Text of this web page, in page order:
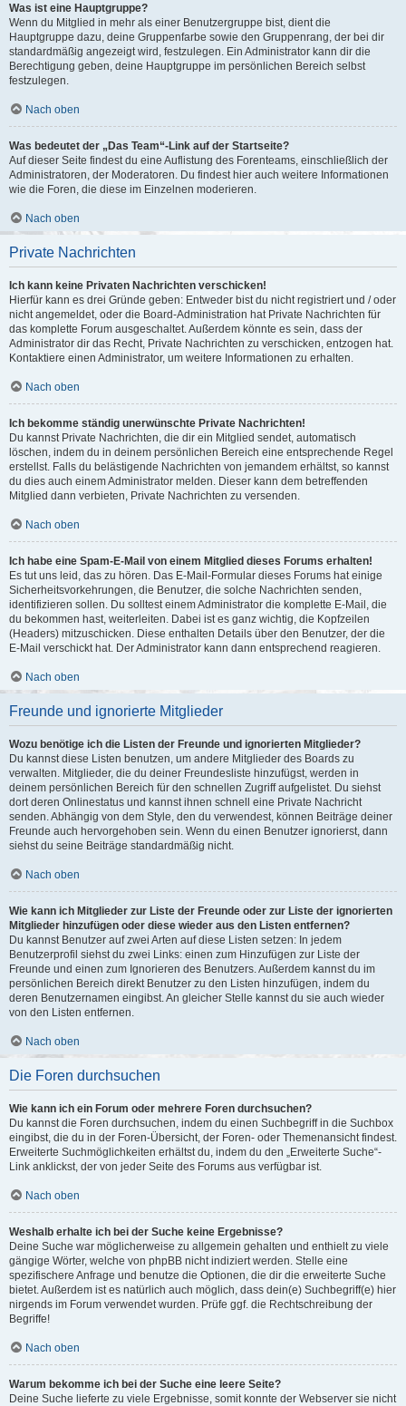
Was ist eine Hauptgruppe?
Wenn du Mitglied in mehr als einer Benutzergruppe bist, dient die
Hauptgruppe dazu, deine Gruppenfarbe sowie den Gruppenrang, der bei dir
standardmäßig angezeigt wird, festzulegen. Ein Administrator kann dir die
Berechtigung geben, deine Hauptgruppe im persönlichen Bereich selbst
festzulegen.
Nach oben
Was bedeutet der „Das Team“-Link auf der Startseite?
Auf dieser Seite findest du eine Auflistung des Forenteams, einschließlich der
Administratoren, der Moderatoren. Du findest hier auch weitere Informationen
wie die Foren, die diese im Einzelnen moderieren.
Nach oben
Private Nachrichten
Ich kann keine Privaten Nachrichten verschicken!
Hierfür kann es drei Gründe geben: Entweder bist du nicht registriert und / oder
nicht angemeldet, oder die Board-Administration hat Private Nachrichten für
das komplette Forum ausgeschaltet. Außerdem könnte es sein, dass der
Administrator dir das Recht, Private Nachrichten zu verschicken, entzogen hat.
Kontaktiere einen Administrator, um weitere Informationen zu erhalten.
Nach oben
Ich bekomme ständig unerwünschte Private Nachrichten!
Du kannst Private Nachrichten, die dir ein Mitglied sendet, automatisch
löschen, indem du in deinem persönlichen Bereich eine entsprechende Regel
erstellst. Falls du belästigende Nachrichten von jemandem erhältst, so kannst
du dies auch einem Administrator melden. Dieser kann dem betreffenden
Mitglied dann verbieten, Private Nachrichten zu versenden.
Nach oben
Ich habe eine Spam-E-Mail von einem Mitglied dieses Forums erhalten!
Es tut uns leid, das zu hören. Das E-Mail-Formular dieses Forums hat einige
Sicherheitsvorkehrungen, die Benutzer, die solche Nachrichten senden,
identifizieren sollen. Du solltest einem Administrator die komplette E-Mail, die
du bekommen hast, weiterleiten. Dabei ist es ganz wichtig, die Kopfzeilen
(Headers) mitzuschicken. Diese enthalten Details über den Benutzer, der die
E-Mail verschickt hat. Der Administrator kann dann entsprechend reagieren.
Nach oben
Freunde und ignorierte Mitglieder
Wozu benötige ich die Listen der Freunde und ignorierten Mitglieder?
Du kannst diese Listen benutzen, um andere Mitglieder des Boards zu
verwalten. Mitglieder, die du deiner Freundesliste hinzufügst, werden in
deinem persönlichen Bereich für den schnellen Zugriff aufgelistet. Du siehst
dort deren Onlinestatus und kannst ihnen schnell eine Private Nachricht
senden. Abhängig von dem Style, den du verwendest, können Beiträge deiner
Freunde auch hervorgehoben sein. Wenn du einen Benutzer ignorierst, dann
siehst du seine Beiträge standardmäßig nicht.
Nach oben
Wie kann ich Mitglieder zur Liste der Freunde oder zur Liste der ignorierten
Mitglieder hinzufügen oder diese wieder aus den Listen entfernen?
Du kannst Benutzer auf zwei Arten auf diese Listen setzen: In jedem
Benutzerprofil siehst du zwei Links: einen zum Hinzufügen zur Liste der
Freunde und einen zum Ignorieren des Benutzers. Außerdem kannst du im
persönlichen Bereich direkt Benutzer zu den Listen hinzufügen, indem du
deren Benutzernamen eingibst. An gleicher Stelle kannst du sie auch wieder
von den Listen entfernen.
Nach oben
Die Foren durchsuchen
Wie kann ich ein Forum oder mehrere Foren durchsuchen?
Du kannst die Foren durchsuchen, indem du einen Suchbegriff in die Suchbox
eingibst, die du in der Foren-Übersicht, der Foren- oder Themenansicht findest.
Erweiterte Suchmöglichkeiten erhältst du, indem du den „Erweiterte Suche“-
Link anklickst, der von jeder Seite des Forums aus verfügbar ist.
Nach oben
Weshalb erhalte ich bei der Suche keine Ergebnisse?
Deine Suche war möglicherweise zu allgemein gehalten und enthielt zu viele
gängige Wörter, welche von phpBB nicht indiziert werden. Stelle eine
spezifischere Anfrage und benutze die Optionen, die dir die erweiterte Suche
bietet. Außerdem ist es natürlich auch möglich, dass dein(e) Suchbegriff(e) hier
nirgends im Forum verwendet wurden. Prüfe ggf. die Rechtschreibung der
Begriffe!
Nach oben
Warum bekomme ich bei der Suche eine leere Seite?
Deine Suche lieferte zu viele Ergebnisse, somit konnte der Webserver sie nicht